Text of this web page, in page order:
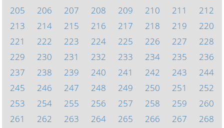
205
206 207 208 209 210 211
212
213
214 215 216 217 218 219
220
221
222 223 224 225 226 227
228
229
230 231 232 233 234 235
236
237
238 239 240 241 242 243
244
245
246 247 248 249 250 251
252
253
254 255 256 257 258 259
260
261
262 263 264 265 266 267
268